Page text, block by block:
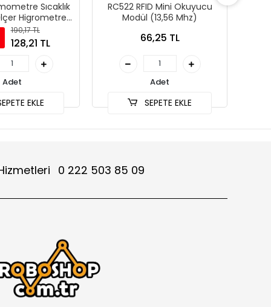
Sıcaklık
Higrometre
Thr151
190,17 TL
128,21 TL
Adet
EKLE
RC522 RFID Mini Okuyucu
Modül (13,56 Mhz)
66,25 TL
Adet
SEPETE EKLE
0 222 503 85 09